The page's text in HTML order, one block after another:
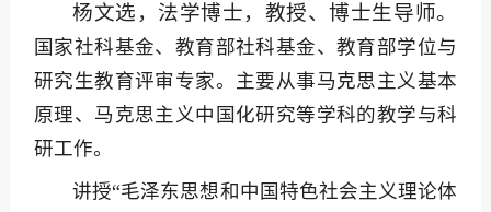
杨文选，法学博士，教授、博士生导师。
国家社科基金、教育部社科基金、教育部学位与
研究生教育评审专家。主要从事马克思主义基本
原理、马克思主义中国化研究等学科的教学与科
研工作。
讲授“毛泽东思想和中国特色社会主义理论体